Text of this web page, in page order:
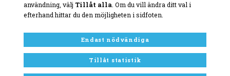
användning, välj Tillåt alla. Om du vill ändra ditt val i
efterhand hittar du den möjligheten i sidfoten.
Endast nödvändiga
Tillåt statistik